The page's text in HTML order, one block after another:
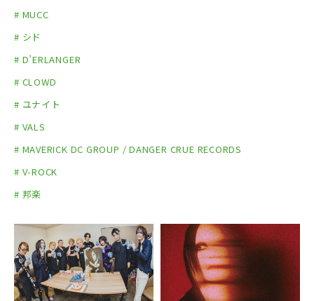
# MUCC
# シド
# D’ERLANGER
# CLOWD
# ユナイト
# VALS
# MAVERICK DC GROUP / DANGER CRUE RECORDS
# V-ROCK
# 邦楽